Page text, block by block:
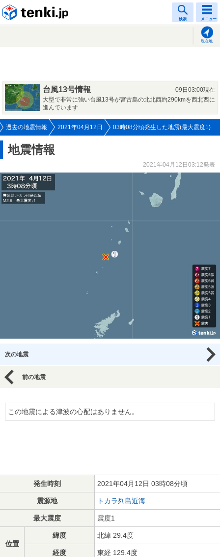
検索 メニュー
現在地
台風13号情報
09日03:00現在
大型で非常に強い台風13号が宮古島の北北西約290kmを西北西に
進んでいます
過去の地震情報 2021年04月12日 03時08分頃発生した地震(最大震度1)
地震情報
2021年04月12日03:12発表
次の地震
前の地震
この地震による津波の心配はありません。
発生時刻 2021年04月12日 03時08分頃
震源地 トカラ列島近海
最大震度 震度1
位置
緯度 北緯 29.4度
経度 東経 129.4度